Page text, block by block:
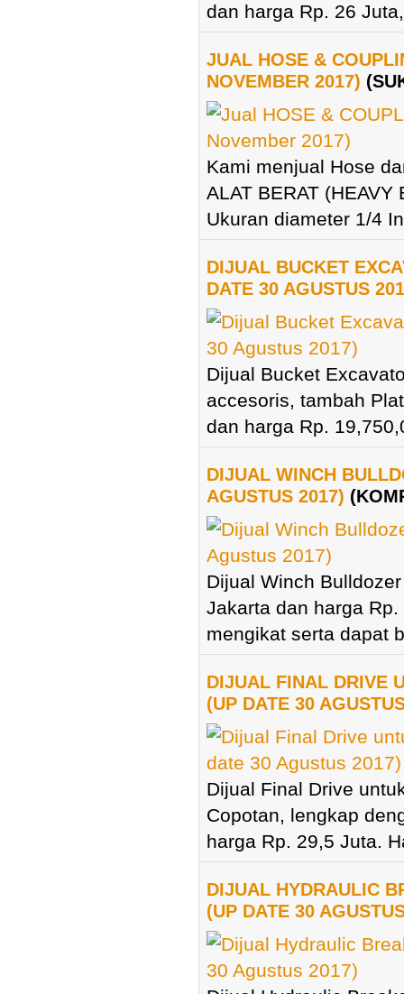
dan harga Rp. 26
JUAL HOSE &
NOVEMBER 2017)
Kami menjual Hose
ALAT BERAT
Ukuran diameter 1/4
DIJUAL BUCKET
DATE 30 AGUSTUS
Dijual Bucket
accesoris, tambah
dan harga Rp.
DIJUAL WINCH
AGUSTUS 2017)
Dijual Winch
Jakarta dan harga
mengikat serta dapat
DIJUAL FINAL DRIVE
(UP DATE 30
Dijual Final Drive
Copotan, lengkap
harga Rp. 29,5 Juta.
DIJUAL HYDRAULIC
(UP DATE 30